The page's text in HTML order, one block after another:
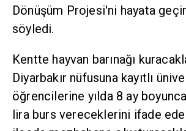
Dönüşüm Projesi'ni hayata
söyledi.
Kentte hayvan barınağı
Diyarbakır nüfusuna kayıtlı
öğrencilerine yılda 8 ay
lira burs vereceklerini ifade